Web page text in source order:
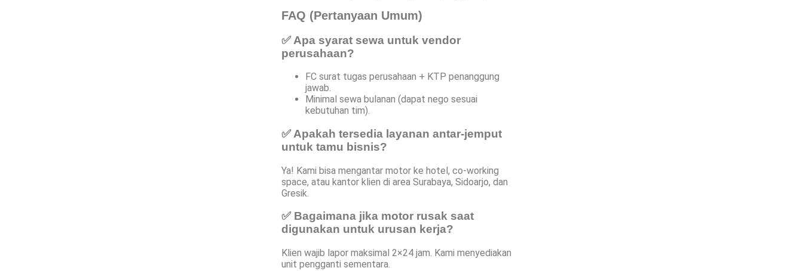
FAQ (Pertanyaan Umum)
✅ Apa syarat sewa untuk vendor
perusahaan?
FC surat tugas perusahaan + KTP penanggung
jawab.
Minimal sewa bulanan (dapat nego sesuai
kebutuhan tim).
✅ Apakah tersedia layanan antar-jemput
untuk tamu bisnis?
Ya! Kami bisa mengantar motor ke hotel, co-working
space, atau kantor klien di area Surabaya, Sidoarjo, dan
Gresik.
✅ Bagaimana jika motor rusak saat
digunakan untuk urusan kerja?
Klien wajib lapor maksimal 2×24 jam. Kami menyediakan
unit pengganti sementara.